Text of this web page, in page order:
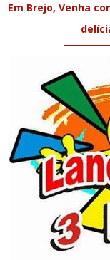
Em Brejo, Venha